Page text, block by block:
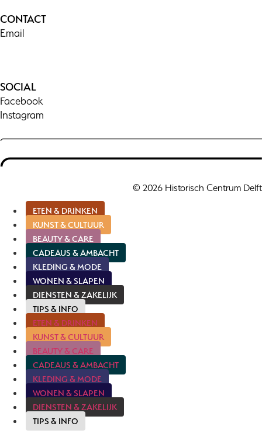
CONTACT
Email
SOCIAL
Facebook
Instagram
© 2026 Historisch Centrum Delft
ETEN & DRINKEN
KUNST & CULTUUR
BEAUTY & CARE
CADEAUS & AMBACHT
KLEDING & MODE
WONEN & SLAPEN
DIENSTEN & ZAKELIJK
TIPS & INFO
ETEN & DRINKEN
KUNST & CULTUUR
BEAUTY & CARE
CADEAUS & AMBACHT
KLEDING & MODE
WONEN & SLAPEN
DIENSTEN & ZAKELIJK
TIPS & INFO